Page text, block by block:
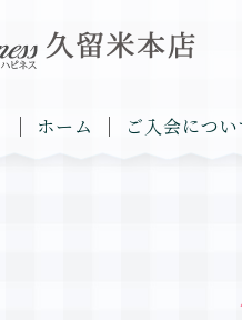
ホーム ご入会につい